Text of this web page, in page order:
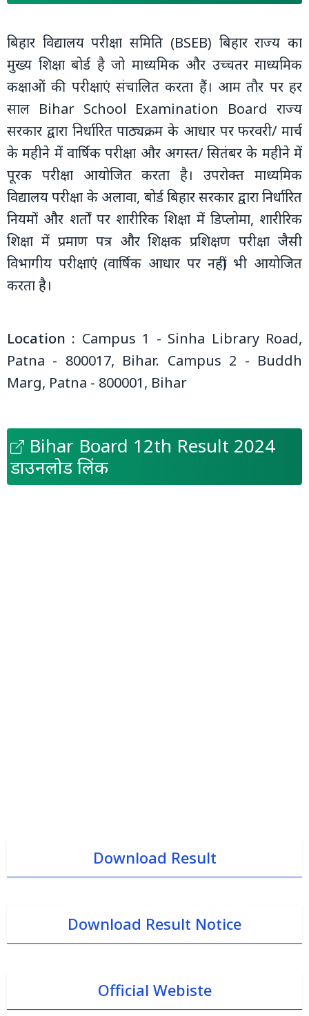
बिहार विद्यालय परीक्षा समिति (BSEB) बिहार राज्य का
मुख्य शिक्षा बोर्ड है जो माध्‍यमिक और उच्‍चतर माध्‍यमिक
कक्षाओं की परीक्षाएं संचालित करता हैं। आम तौर पर हर
साल Bihar School Examination Board राज्य
सरकार द्वारा निर्धारित पाठ्यक्रम के आधार पर फरवरी/ मार्च
के महीने में वार्षिक परीक्षा और अगस्त/ सितंबर के महीने में
पूरक परीक्षा आयोजित करता है। उपरोक्त माध्यमिक
विद्यालय परीक्षा के अलावा, बोर्ड बिहार सरकार द्वारा निर्धारित
नियमों और शर्तों पर शारीरिक शिक्षा में डिप्लोमा, शारीरिक
शिक्षा में प्रमाण पत्र और शिक्षक प्रशिक्षण परीक्षा जैसी
विभागीय परीक्षाएं (वार्षिक आधार पर नहीं) भी आयोजित
करता है।
Location : Campus 1 - Sinha Library Road,
Patna - 800017, Bihar. Campus 2 - Buddh
Marg, Patna - 800001, Bihar
Bihar Board 12th Result 2024
डाउनलोड लिंक
Download Result
Download Result Notice
Official Webiste